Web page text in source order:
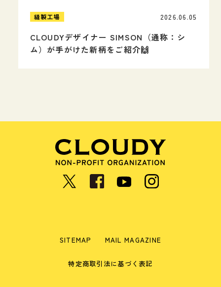
縫製工場
CLOUDYデザイナー SIMSON（通称：シ
ム）が手がけた新柄をご紹介🙌
2026.06.05
SITEMAP MAIL MAGAZINE
特定商取引法に基づく表記